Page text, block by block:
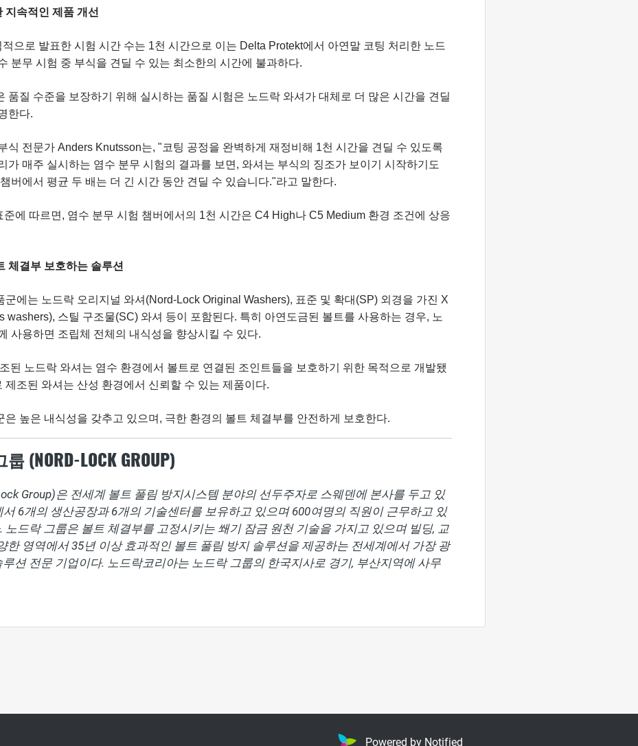
지속적인 제품 개선
으로 발표한 시험 시간 수는 1천 시간으로 이는 Delta Protekt에서 아연말 코팅 처리한 노드
분무 시험 중 부식을 견딜 수 있는 최소한의 시간에 불과하다.
품질 수준을 보장하기 위해 실시하는 품질 시험은 노드락 와셔가 대체로 더 많은 시간을 견딜
한다.
식 전문가 Anders Knutsson는, "코팅 공정을 완벽하게 재정비해 1천 시간을 견딜 수 있도록
가 매주 실시하는 염수 분무 시험의 결과를 보면, 와셔는 부식의 징조가 보이기 시작하기도
버에서 평균 두 배는 더 긴 시간 동안 견딜 수 있습니다."라고 말한다.
준에 따르면, 염수 분무 시험 챔버에서의 1천 시간은 C4 High나 C5 Medium 환경 조건에 상응
체결부 보호하는 솔루션
군에는 노드락 오리지널 와셔(Nord-Lock Original Washers), 표준 및 확대(SP) 외경을 가진 X
washers), 스틸 구조물(SC) 와셔 등이 포함된다. 특히 아연도금된 볼트를 사용하는 경우, 노
사용하면 조립체 전체의 내식성을 향상시킬 수 있다.
된 노드락 와셔는 염수 환경에서 볼트로 연결된 조인트들을 보호하기 위한 목적으로 개발됐
제조된 와셔는 산성 환경에서 신뢰할 수 있는 제품이다.
은 높은 내식성을 갖추고 있으며, 극한 환경의 볼트 체결부를 안전하게 보호한다.
(NORD-LOCK GROUP)
Group)은 전세계 볼트 풀림 방지시스템 분야의 선두주자로 스웨덴에 본사를 두고 있
6개의 생산공장과 6개의 기술센터를 보유하고 있으며 600여명의 직원이 근무하고 있
노드락 그룹은 볼트 체결부를 고정시키는 쐐기 잠금 원천 기술을 가지고 있으며 빌딩, 교
한 영역에서 35년 이상 효과적인 볼트 풀림 방지 솔루션을 제공하는 전세계에서 가장 광
션 전문 기업이다. 노드락코리아는 노드락 그룹의 한국지사로 경기, 부산지역에 사무
Powered by Notified